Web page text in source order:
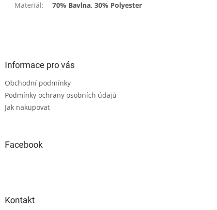
Materiál: 70% Bavlna, 30% Polyester
Informace pro vás
Obchodní podmínky
Podmínky ochrany osobních údajů
Jak nakupovat
Facebook
Kontakt